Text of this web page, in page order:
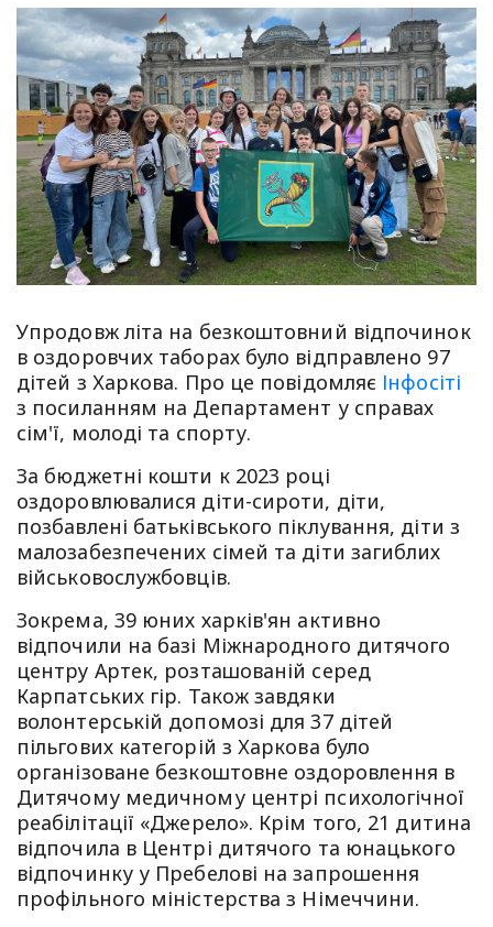
Упродовж літа на безкоштовний відпочинок
в оздоровчих таборах було відправлено 97
дітей з Харкова. Про це повідомляє Інфосіті
з посиланням на Департамент у справах
сім'ї, молоді та спорту.
За бюджетні кошти к 2023 році
оздоровлювалися діти-сироти, діти,
позбавлені батьківського піклування, діти з
малозабезпечених сімей та діти загиблих
військовослужбовців.
Зокрема, 39 юних харків'ян активно
відпочили на базі Міжнародного дитячого
центру Артек, розташованій серед
Карпатських гір. Також завдяки
волонтерській допомозі для 37 дітей
пільгових категорій з Харкова було
організоване безкоштовне оздоровлення в
Дитячому медичному центрі психологічної
реабілітації «Джерело». Крім того, 21 дитина
відпочила в Центрі дитячого та юнацького
відпочинку у Пребелові на запрошення
профільного міністерства з Німеччини.